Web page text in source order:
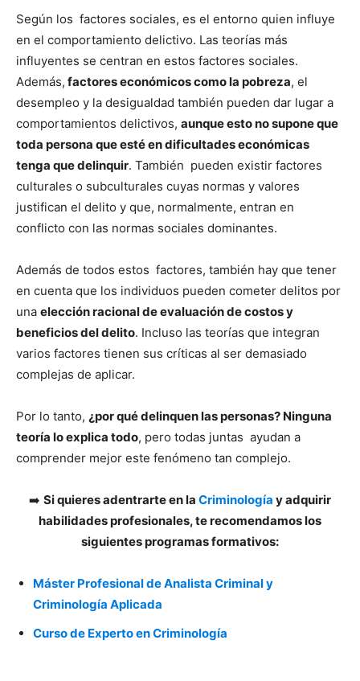
Según los factores sociales, es el entorno quien influye
en el comportamiento delictivo. Las teorías más
influyentes se centran en estos factores sociales.
Además, factores económicos como la pobreza, el
desempleo y la desigualdad también pueden dar lugar a
comportamientos delictivos, aunque esto no supone que
toda persona que esté en dificultades económicas
tenga que delinquir. También pueden existir factores
culturales o subculturales cuyas normas y valores
justifican el delito y que, normalmente, entran en
conflicto con las normas sociales dominantes.
Además de todos estos factores, también hay que tener
en cuenta que los individuos pueden cometer delitos por
una elección racional de evaluación de costos y
beneficios del delito. Incluso las teorías que integran
varios factores tienen sus críticas al ser demasiado
complejas de aplicar.
Por lo tanto, ¿por qué delinquen las personas? Ninguna
teoría lo explica todo, pero todas juntas ayudan a
comprender mejor este fenómeno tan complejo.
➡️ Si quieres adentrarte en la Criminología y adquirir
habilidades profesionales, te recomendamos los
siguientes programas formativos:
Máster Profesional de Analista Criminal y
Criminología Aplicada
Curso de Experto en Criminología